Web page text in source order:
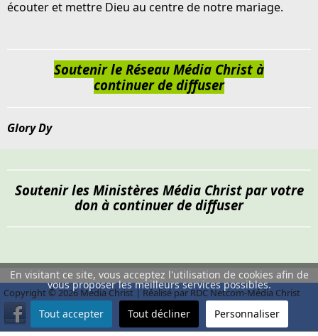
écouter et mettre Dieu au centre de notre mariage.
Soutenir le Réseau Média Christ à
continuer de diffuser
Glory Dy
Soutenir les Ministères Média Christ par votre
don à continuer de diffuser
Copyright © 2026 Média Christ | Réalisé par RDC Netcom-Média Christ
En visitant ce site, vous acceptez l'utilisation de cookies afin de
vous proposer les meilleurs services possibles.
Tout accepter Tout décliner Personnaliser